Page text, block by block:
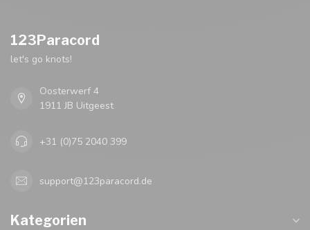
123Paracord
let's go knots!
Oosterwerf 4
1911 JB Uitgeest
+31 (0)75 2040 399
support@123paracord.de
Kategorien